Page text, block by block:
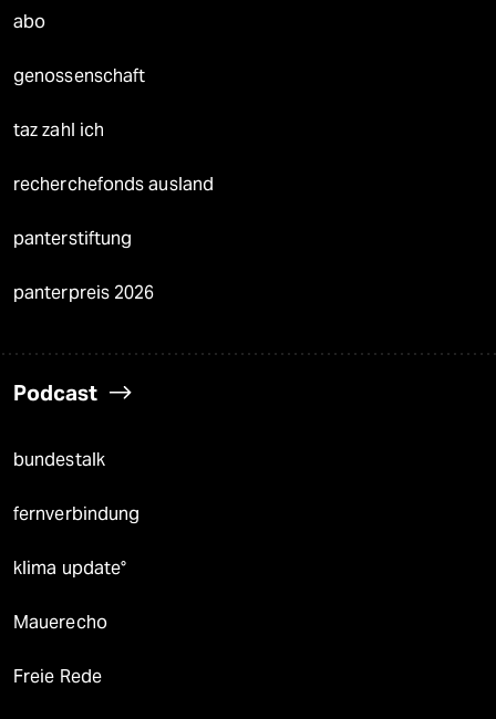
abo
genossenschaft
taz zahl ich
recherchefonds ausland
panterstiftung
panterpreis 2026
Podcast
bundestalk
fernverbindung
klima update°
Mauerecho
Freie Rede